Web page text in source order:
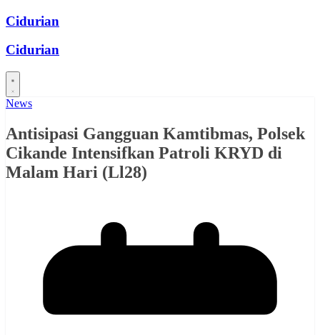
Skip
content
Cidurian
Cidurian
News
Antisipasi Gangguan Kamtibmas, Polsek
Cikande Intensifkan Patroli KRYD di
Malam Hari (Ll28)